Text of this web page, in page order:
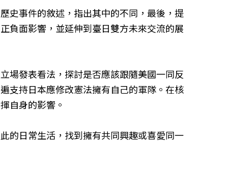
史事件的敘述，指出其中的不同，最後，提
負面影響，並延伸到臺日雙方未來交流的展
場發表看法，探討是否應該跟隨美國一同反
支持日本應修改憲法擁有自己的軍隊。在核
自身的影響。
的日常生活，找到擁有共同興趣或喜愛同一